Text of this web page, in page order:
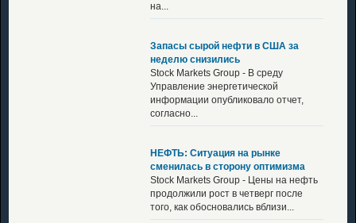
на...
Запасы сырой нефти в США за
неделю снизились
Stock Markets Group - В среду
Управление энергетической
информации опубликовало отчет,
согласно...
НЕФТЬ: Ситуация на рынке
сменилась в сторону оптимизма
Stock Markets Group - Цены на нефть
продолжили рост в четверг после
того, как обосновались вблизи...